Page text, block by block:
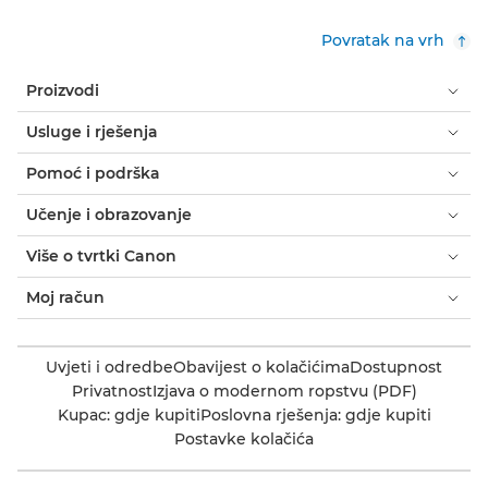
Povratak na vrh
Proizvodi
Usluge i rješenja
Pomoć i podrška
Učenje i obrazovanje
Više o tvrtki Canon
Moj račun
Uvjeti i odredbeObavijest o kolačićimaDostupnost
PrivatnostIzjava o modernom ropstvu (PDF)
Kupac: gdje kupitiPoslovna rješenja: gdje kupiti
Postavke kolačića